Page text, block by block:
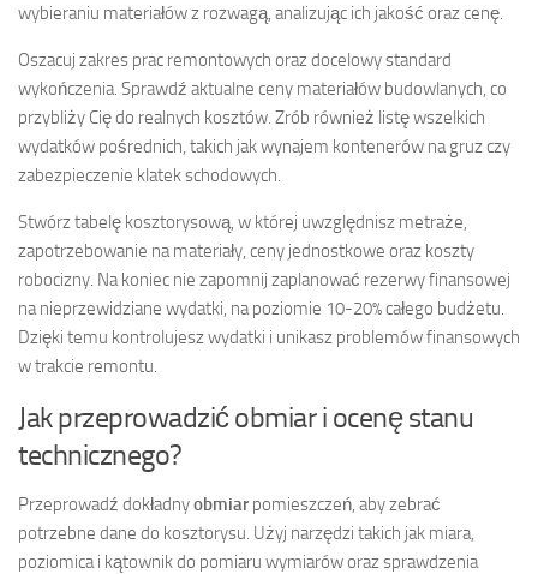
wybieraniu materiałów z rozwagą, analizując ich jakość oraz cenę.
Oszacuj zakres prac remontowych oraz docelowy standard
wykończenia. Sprawdź aktualne ceny materiałów budowlanych, co
przybliży Cię do realnych kosztów. Zrób również listę wszelkich
wydatków pośrednich, takich jak wynajem kontenerów na gruz czy
zabezpieczenie klatek schodowych.
Stwórz tabelę kosztorysową, w której uwzględnisz metraże,
zapotrzebowanie na materiały, ceny jednostkowe oraz koszty
robocizny. Na koniec nie zapomnij zaplanować rezerwy finansowej
na nieprzewidziane wydatki, na poziomie 10-20% całego budżetu.
Dzięki temu kontrolujesz wydatki i unikasz problemów finansowych
w trakcie remontu.
Jak przeprowadzić obmiar i ocenę stanu
technicznego?
Przeprowadź dokładnyobmiarpomieszczeń, aby zebrać
potrzebne dane do kosztorysu. Użyj narzędzi takich jak miara,
poziomica i kątownik do pomiaru wymiarów oraz sprawdzenia